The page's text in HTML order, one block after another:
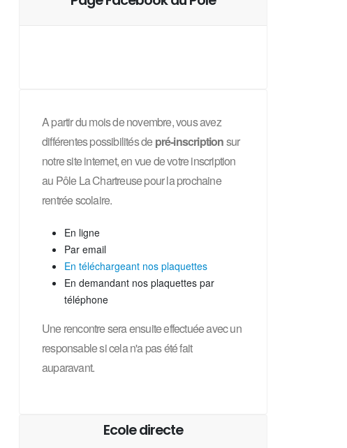
A partir du mois de novembre, vous avez
différentes possibilités depré-inscriptionsur
notre site internet, en vue de votre inscription
au Pôle La Chartreuse pour la prochaine
rentrée scolaire.
En ligne
Par email
En téléchargeant nos plaquettes
En demandant nos plaquettes par
téléphone
Une rencontre sera ensuite effectuée avec un
responsable si cela n'a pas été fait
auparavant.
Ecole directe